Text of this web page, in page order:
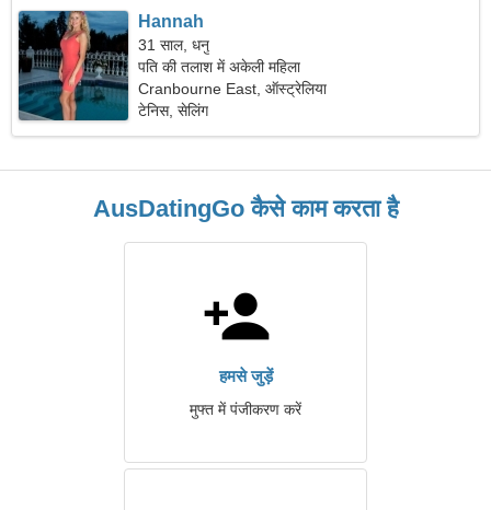
Hannah
31 साल, धनु
पति की तलाश में अकेली महिला
Cranbourne East, ऑस्ट्रेलिया
टेनिस, सेलिंग
AusDatingGo कैसे काम करता है
हमसे जुड़ें
मुफ्त में पंजीकरण करें